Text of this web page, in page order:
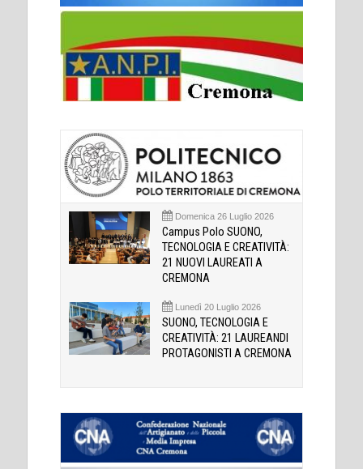
Domenica 26 Luglio 2026
Campus Polo SUONO,
TECNOLOGIA E CREATIVITÀ:
21 NUOVI LAUREATI A
CREMONA
Lunedì 20 Luglio 2026
SUONO, TECNOLOGIA E
CREATIVITÀ: 21 LAUREANDI
PROTAGONISTI A CREMONA